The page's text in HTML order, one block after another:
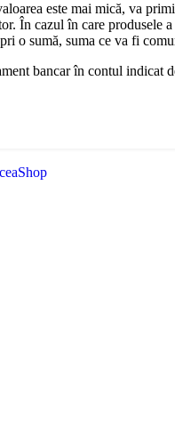
este mai mică, va
În cazul în care produsele
o sumă, suma ce va fi
bancar în contul indicat